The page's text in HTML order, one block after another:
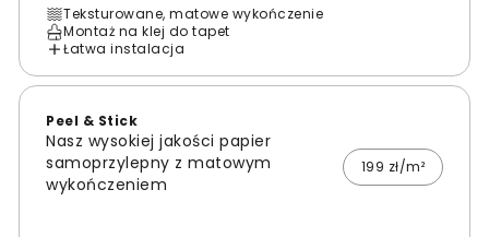
Teksturowane, matowe wykończenie
Montaż na klej do tapet
Łatwa instalacja
Peel & Stick
Nasz wysokiej jakości papier
samoprzylepny z matowym
wykończeniem
199 zł/m²